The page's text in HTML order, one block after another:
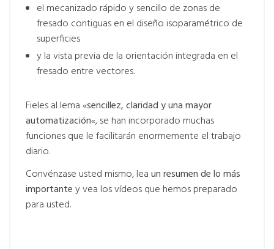
el mecanizado rápido y sencillo de zonas de
fresado contiguas en el diseño isoparamétrico de
superficies
y la vista previa de la orientación integrada en el
fresado entre vectores.
Fieles al lema «sencillez, claridad y una mayor
automatización«, se han incorporado muchas
funciones que le facilitarán enormemente el trabajo
diario.
Convénzase usted mismo, leaun resumen de lo más
importantey vea los vídeos que hemos preparado
para usted.